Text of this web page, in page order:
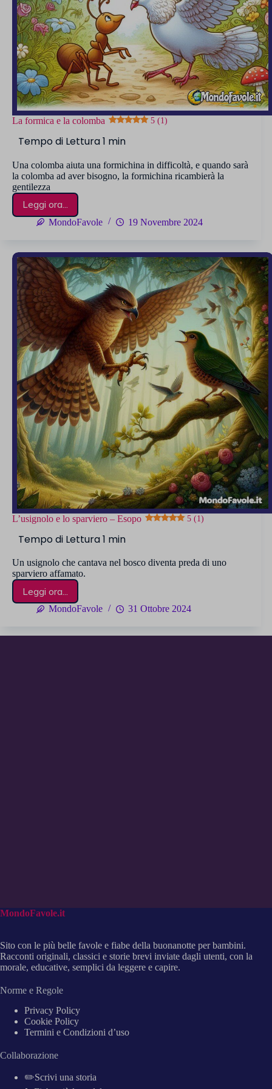
La formica e la colomba 5 (1)
Una colomba aiuta una formichina in difficoltà, e quando sarà
la colomba ad aver bisogno, la formichina ricambierà la
gentilezza
Leggi ora...
La
formica
colomba
5 (1)
MondoFavole 19 Novembre 2024
L’usignolo e lo sparviero – Esopo 5 (1)
Un usignolo che cantava nel bosco diventa preda di uno
sparviero affamato.
Leggi ora...
L’usignolo
eMondoFavole 31 Ottobre 2024
MondoFavole.it
Sito con le più belle favole e fiabe della buonanotte per bambini.
Racconti originali, classici e storie brevi inviate dagli utenti, con la
morale, educative, semplici da leggere e capire.
Norme e Regole
Privacy Policy
Cookie Policy
Termini e Condizioni d’uso
Collaborazione
✏️Scrivi una storia